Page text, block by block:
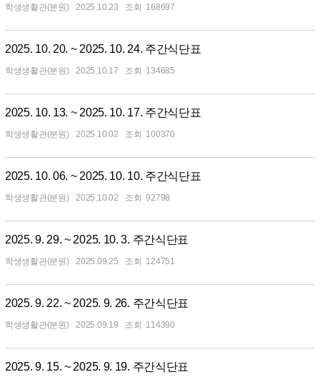
학생생활관(분원) 2025.10.23 168697
2025. 10. 20. ~ 2025. 10. 24. 주간식단표
학생생활관(분원) 2025.10.17 134685
2025. 10. 13. ~ 2025. 10. 17. 주간식단표
학생생활관(분원) 2025.10.02 100370
2025. 10. 06. ~ 2025. 10. 10. 주간식단표
학생생활관(분원) 2025.10.02 92798
2025. 9. 29. ~ 2025. 10. 3. 주간식단표
학생생활관(분원) 2025.09.25 124751
2025. 9. 22. ~ 2025. 9. 26. 주간식단표
학생생활관(분원) 2025.09.19 114390
2025. 9. 15. ~ 2025. 9. 19. 주간식단표